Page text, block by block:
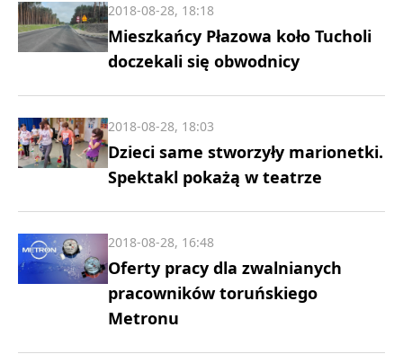
Mieszkańcy Płazowa koło Tucholi
doczekali się obwodnicy
2018-08-28, 18:18
Dzieci same stworzyły marionetki.
Spektakl pokażą w teatrze
2018-08-28, 18:03
Oferty pracy dla zwalnianych
pracowników toruńskiego
Metronu
2018-08-28, 16:48